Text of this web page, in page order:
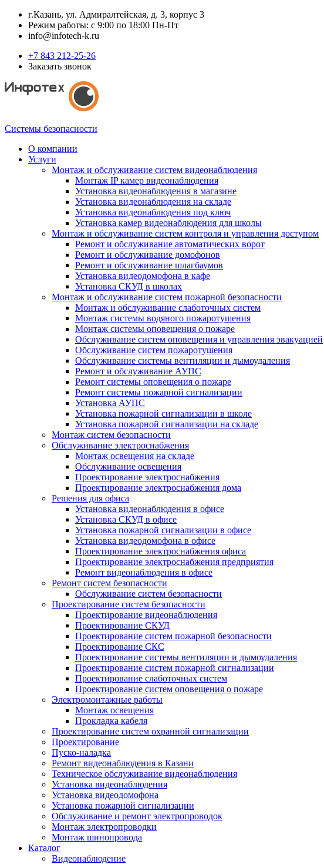
г.Казань, ул. Адмиралтейская, д. 3, корпус 3
Режим работы: с 9:00 по 18:00 Пн-Пт
info@infotech-k.ru
+7 843 212-25-26
Заказать звонок
Системы безопасности
О компании
Услуги
Монтаж и обслуживание систем видеонаблюдения
Монтаж IP камер видеонаблюдения
Установка видеонаблюдения в магазине
Установка видеонаблюдения на складе
Установка видеонаблюдения под ключ
Установка камер видеонаблюдения для школы
Монтаж и обслуживание систем контроля и управления доступом
Ремонт и обслуживание автоматических ворот
Ремонт и обслуживание домофонов
Ремонт и обслуживание шлагбаумов
Установка видеодомофона в кафе
Установка СКУД в школах
Монтаж и обслуживание систем пожарной безопасности
Монтаж и обслуживание слаботочных систем
Монтаж системы водяного пожаротушения
Монтаж системы оповещения о пожаре
Обслуживание систем оповещения и управления эвакуацией
Обслуживание систем пожаротушения
Обслуживание системы вентиляции и дымоудаления
Ремонт и обслуживание АУПС
Ремонт системы оповещения о пожаре
Ремонт системы пожарной сигнализации
Установка АУПС
Установка пожарной сигнализации в школе
Установка пожарной сигнализации на складе
Монтаж систем безопасности
Обслуживание электроснабжения
Монтаж освещения на складе
Обслуживание освещения
Проектирование электроснабжения
Проектирование электроснабжения дома
Решения для офиса
Установка видеонаблюдения в офисе
Установка СКУД в офисе
Установка пожарной сигнализации в офисе
Установка видеодомофона в офисе
Проектирование электроснабжения офиса
Проектирование электроснабжения предприятия
Ремонт видеонаблюдения в офисе
Ремонт систем безопасности
Обслуживание систем безопасности
Проектирование систем безопасности
Проектирование видеонаблюдения
Проектирование СКУД
Проектирование систем пожарной безопасности
Проектирование СКС
Проектирование системы вентиляции и дымоудаления
Проектирование систем пожарной сигнализации
Проектирование слаботочных систем
Проектирование систем оповещения о пожаре
Электромонтажные работы
Монтаж освещения
Прокладка кабеля
Проектирование систем охранной сигнализации
Проектирование
Пуско-наладка
Ремонт видеонаблюдения в Казани
Техническое обслуживание видеонаблюдения
Установка видеонаблюдения
Установка видеодомофона
Установка пожарной сигнализации
Обслуживание и ремонт электропроводок
Монтаж электропроводки
Монтаж шинопровода
Каталог
Видеонаблюдение